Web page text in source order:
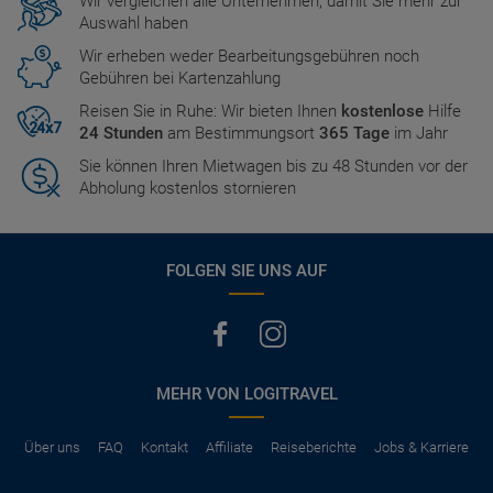
Auswahl haben
Wir erheben weder Bearbeitungsgebühren noch
Gebühren bei Kartenzahlung
Reisen Sie in Ruhe: Wir bieten Ihnen kostenlose Hilfe
24 Stunden am Bestimmungsort 365 Tage im Jahr
Sie können Ihren Mietwagen bis zu 48 Stunden vor der
Abholung kostenlos stornieren
FOLGEN SIE UNS AUF
MEHR VON LOGITRAVEL
Über uns FAQ Kontakt Affiliate Reiseberichte Jobs & Karriere